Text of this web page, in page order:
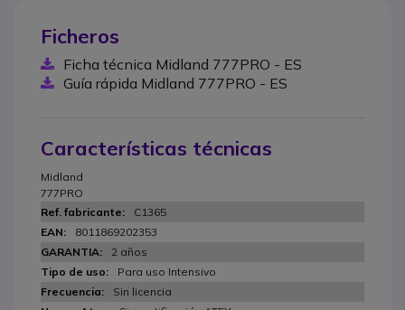
Ficheros
Ficha técnica Midland 777PRO - ES
Guía rápida Midland 777PRO - ES
Características técnicas
Midland
777PRO
C1365
8011869202353
2 años
Para uso Intensivo
Sin licencia